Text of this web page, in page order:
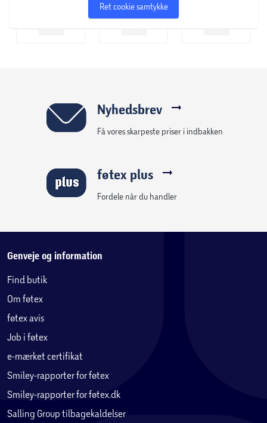
Ret cookie samtykke
Nyhedsbrev
Få vores skarpeste priser i indbakken
føtex plus
Fordele når du handler
Genveje og information
Find butik
Om føtex
føtex avis
Job i føtex
e-mærket certifikat
Smiley-rapporter for føtex
Smiley-rapporter for føtex.dk
Salling Group tilbagekaldelser